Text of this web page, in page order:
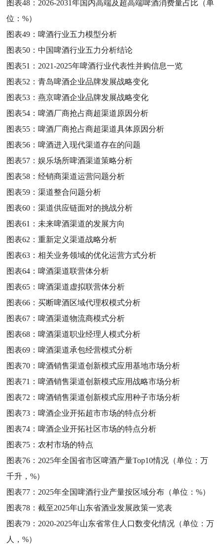
图表48： 2026-2031年国内高端及超高端啤酒消费量占比（单
位：%）
图表49： 啤酒行业五力模型分析
图表50：中国啤酒行业五力分析结论
图表51： 2021-2025年啤酒行业代表性并购信息一览
图表52：青岛啤酒企业品牌发展战略变化
图表53：燕京啤酒企业品牌发展战略变化
图表54： 啤酒厂商抢占商超渠道原因分析
图表55： 啤酒厂商抢占商超渠道具体原因分析
图表56： 啤酒进入现代渠道存在的问题
图表57：娱乐场所啤酒渠道策略分析
图表58：经销商渠道运营问题分析
图表59：渠道整合问题分析
图表60：渠道供应链面对的挑战分析
图表61： 未来啤酒渠道的发展方向
图表62：重新定义渠道战略分析
图表63：相关业务领域的优化运营方式分析
图表64： 啤酒渠道联营体分析
图表65： 啤酒渠道虚拟联营体分析
图表66：买断啤酒区域代理权模式分析
图表67： 啤酒渠道物流商模式分析
图表68： 啤酒渠道职业经理人模式分析
图表69： 啤酒渠道承包经营模式分析
图表70： 啤酒销售渠道创新模式应用基地市场分析
图表71： 啤酒销售渠道创新模式应用战略市场分析
图表72： 啤酒销售渠道创新模式应用种子市场分析
图表73： 啤酒企业开拓超市市场的特点分析
图表74： 啤酒企业开拓社区市场的特点分析
图表75：农村市场的特点
图表76： 2025年全国省市区啤酒产量Top10情况（单位：万
千升，%）
图表77： 2025年全国啤酒行业产量按区域分布（单位：%）
图表78：截至2025年山东省酒业发展政策一览表
图表79： 2020-2025年山东省常住人口数变化情况（单位：万
人，%）